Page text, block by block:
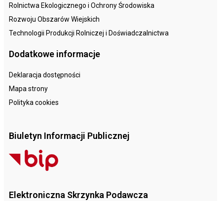
Rolnictwa Ekologicznego i Ochrony Środowiska
Rozwoju Obszarów Wiejskich
Technologii Produkcji Rolniczej i Doświadczalnictwa
Dodatkowe informacje
Deklaracja dostępności
Mapa strony
Polityka cookies
Biuletyn Informacji Publicznej
Elektroniczna Skrzynka Podawcza